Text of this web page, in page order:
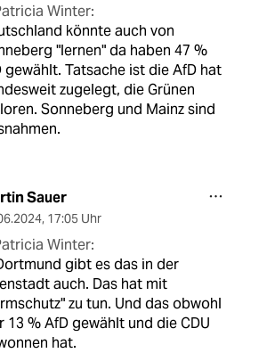
Winter:
könnte auch von
"lernen" da haben 47 %
gewählt. Tatsache ist die AfD hat
zugelegt, die Grünen
Sonneberg und Mainz sind
Sauer
, 17:05 Uhr
Winter:
gibt es das in der
auch. Das hat mit
zu tun. Und das obwohl
13 % AfD gewählt und die CDU
hat.